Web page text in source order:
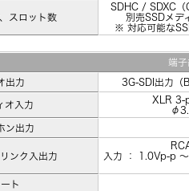
スロット数
SDHC / SDXC（
別売SSDメデ
※ 対応可能な
端子
出力 3G-SDI出力（
オ入力
XLR 3-
ン出力
ンク入出力
入力 ： 1.0Vp-p
ト